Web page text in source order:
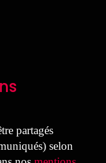
partagés
selon